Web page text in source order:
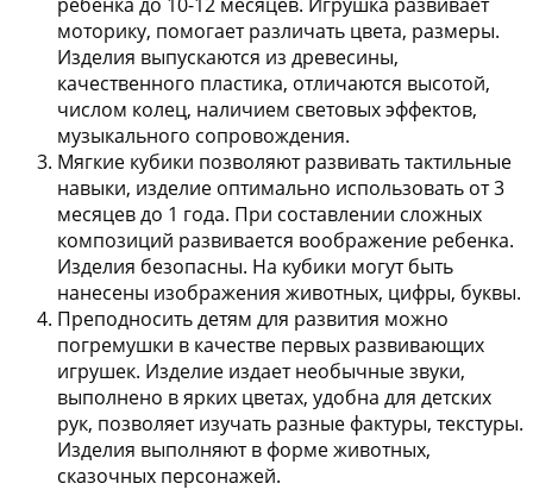
моторику, помогает различать цвета, размеры.
Изделия выпускаются из древесины,
качественного пластика, отличаются высотой,
числом колец, наличием световых эффектов,
музыкального сопровождения.
Мягкие кубики позволяют развивать тактильные
навыки, изделие оптимально использовать от 3
месяцев до 1 года. При составлении сложных
композиций развивается воображение ребенка.
Изделия безопасны. На кубики могут быть
нанесены изображения животных, цифры, буквы.
Преподносить детям для развития можно
погремушки в качестве первых развивающих
игрушек. Изделие издает необычные звуки,
выполнено в ярких цветах, удобна для детских
рук, позволяет изучать разные фактуры, текстуры.
Изделия выполняют в форме животных,
сказочных персонажей.